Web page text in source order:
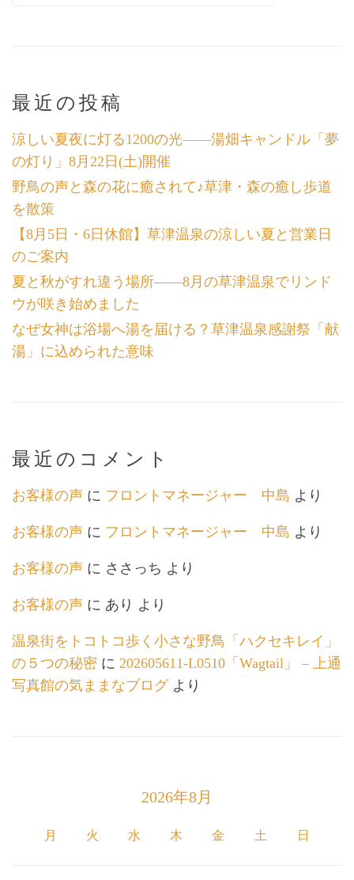
最近の投稿
涼しい夏夜に灯る1200の光――湯畑キャンドル「夢
の灯り」8月22日(土)開催
野鳥の声と森の花に癒されて♪草津・森の癒し歩道
を散策
【8月5日・6日休館】草津温泉の涼しい夏と営業日
のご案内
夏と秋がすれ違う場所――8月の草津温泉でリンド
ウが咲き始めました
なぜ女神は浴場へ湯を届ける？草津温泉感謝祭「献
湯」に込められた意味
最近のコメント
お客様の声 に フロントマネージャー 中島 より
お客様の声 に フロントマネージャー 中島 より
お客様の声 に ささっち より
お客様の声 に あり より
温泉街をトコトコ歩く小さな野鳥「ハクセキレイ」
の５つの秘密 に 202605611-L0510「Wagtail」 – 上通
写真館の気ままなブログより
2026年8月
月 火 水 木 金 土 日